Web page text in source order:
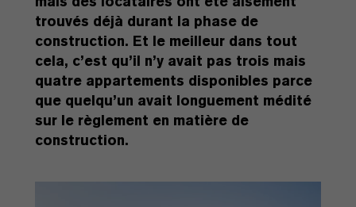
trouvés déjà durant la phase de
construction. Et le meilleur dans tout
cela, c’est qu’il n’y avait pas trois mais
quatre appartements disponibles parce
que quelqu’un avait longuement médité
sur le règlement en matière de
construction.